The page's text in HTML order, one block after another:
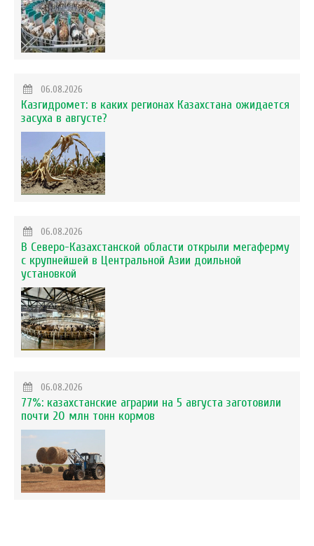
06.08.2026
Казгидромет: в каких регионах Казахстана ожидается
засуха в августе?
06.08.2026
В Северо-Казахстанской области открыли мегаферму
с крупнейшей в Центральной Азии доильной
установкой
06.08.2026
77%: казахстанские аграрии на 5 августа заготовили
почти 20 млн тонн кормов